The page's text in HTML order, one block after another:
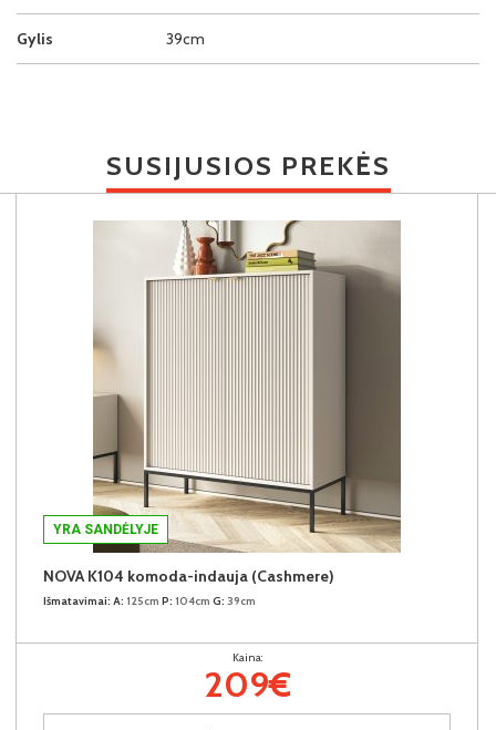
Gylis 39cm
SUSIJUSIOS PREKĖS
YRA SANDĖLYJE
NOVA K104 komoda-indauja (Cashmere)
Išmatavimai: A: 125cm P: 104cm G: 39cm
Kaina:
209€